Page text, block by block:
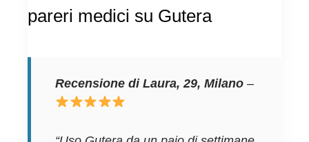
pareri medici su Gutera
Recensione di Laura, 29, Milano –